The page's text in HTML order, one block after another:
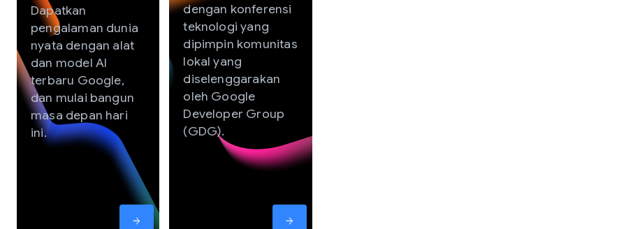
Dapatkan
pengalaman dunia
nyata dengan alat
dan model AI
terbaru Google,
dan mulai bangun
masa depan hari
ini.
arrow_forward
dengan konferensi
teknologi yang
dipimpin komunitas
lokal yang
diselenggarakan
oleh Google
Developer Group
(GDG).
arrow_forward